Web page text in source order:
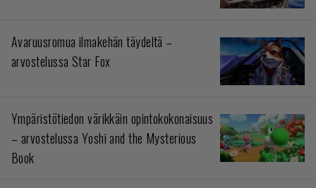
Avaruusromua ilmakehän täydeltä –
arvostelussa Star Fox
Ympäristötiedon värikkäin opintokokonaisuus
– arvostelussa Yoshi and the Mysterious
Book